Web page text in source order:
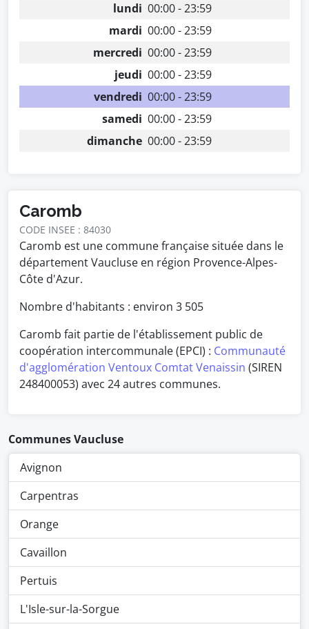
lundi 00:00 - 23:59
mardi 00:00 - 23:59
mercredi 00:00 - 23:59
jeudi 00:00 - 23:59
vendredi 00:00 - 23:59
samedi 00:00 - 23:59
dimanche 00:00 - 23:59
Caromb
CODE INSEE : 84030
Caromb est une commune française située dans le
département Vaucluse en région Provence-Alpes-
Côte d'Azur.
Nombre d'habitants : environ 3 505
Caromb fait partie de l'établissement public de
coopération intercommunale (EPCI) : Communauté
d'agglomération Ventoux Comtat Venaissin (SIREN
248400053) avec 24 autres communes.
Communes Vaucluse
Avignon
Carpentras
Orange
Cavaillon
Pertuis
L'Isle-sur-la-Sorgue